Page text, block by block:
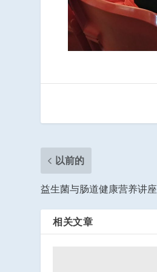
以前的
益生菌与肠道健康营养讲座
相关文章